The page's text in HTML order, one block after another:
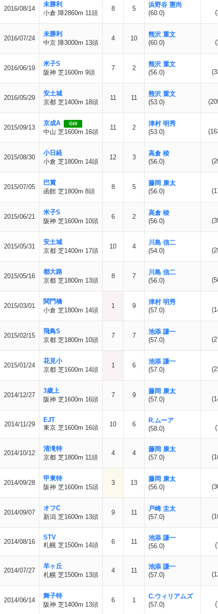
2016/08/14
未勝利
小倉 障2860m 11頭
8 5
浜野谷 憲尚
(60.0)
2016/07/24
未勝利
中京 障3000m 13頭
4 10
熊沢 重文
(60.0)
2016/06/19
米子S
阪神 芝1600m 9頭
7 2
熊沢 重文
(56.0)
2016/05/29
安土城
京都 芝1400m 18頭
11 11
熊沢 重文
(53.0)
2015/09/13
京成A GIII
中山 芝1600m 16頭
11 2
津村 明秀
(53.0)
2015/08/30
小日経
小倉 芝1800m 14頭
12 3
高倉 稜
(56.0)
2015/07/05
巴賞
函館 芝1800m 8頭
8 5
藤岡 康太
(56.0)
2015/06/21
米子S
阪神 芝1600m 10頭
6 2
高倉 稜
(56.0)
2015/05/31
安土城
京都 芝1400m 17頭
10 4
川島 信二
(54.0)
2015/05/16
都大路
京都 芝1800m 13頭
8 7
川島 信二
(56.0)
2015/03/01
関門橋
小倉 芝1800m 14頭
1 9
津村 明秀
(57.0)
2015/02/15
飛鳥S
京都 芝1800m 10頭
7 7
池添 謙一
(57.0)
2015/01/24
花見小
京都 芝1600m 14頭
1 6
池添 謙一
(57.0)
2014/12/27
3歳上
阪神 芝1600m 16頭
7 9
藤岡 康太
(57.0)
2014/11/29
EJT
東京 芝1600m 16頭
10 6
R.ムーア
(58.0)
2014/10/12
清滝特
京都 芝1800m 11頭
4 4
藤岡 康太
(57.0)
2014/09/28
甲東特
阪神 芝1600m 15頭
3 13
藤岡 康太
(56.0)
2014/09/07
オフC
新潟 芝1600m 13頭
9 11
戸崎 圭太
(57.0)
2014/08/16
STV
札幌 芝1500m 14頭
6 11
池添 謙一
(56.0)
2014/07/27
羊ヶ丘
札幌 芝1500m 13頭
4 11
池添 謙一
(57.0)
2014/06/14
舞子特
阪神 芝1400m 13頭
6 1
C.ウィリアムズ
(57.0)